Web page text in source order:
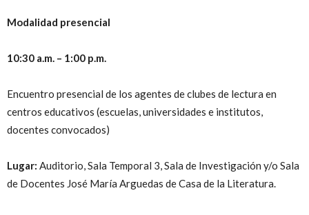
Modalidad presencial
10:30 a.m. – 1:00 p.m.
Encuentro presencial de los agentes de clubes de lectura en
centros educativos (escuelas, universidades e institutos,
docentes convocados)
Lugar: Auditorio, Sala Temporal 3, Sala de Investigación y/o Sala
de Docentes José María Arguedas de Casa de la Literatura.